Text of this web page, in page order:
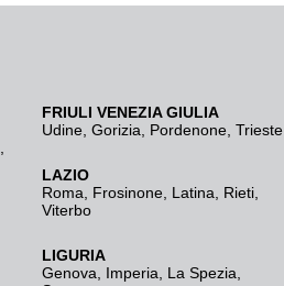
FRIULI VENEZIA GIULIA
Udine Gorizia Pordenone Trieste
LAZIO
Roma
Frosinone Latina Rieti
Viterbo
LIGURIA
Genova
Imperia La Spezia